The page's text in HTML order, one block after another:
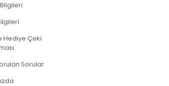
Hediye Çeki
Sorular